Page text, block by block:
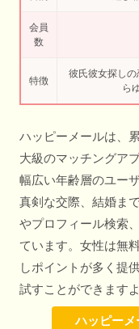
会員
数
特徴
彼氏彼女探し
ら
ハッピーメールは、
大級のマッチングア
幅広い年齢層のユー
真剣な交際、結婚ま
やプロフィール検索
ています。女性は無
しポイントが多く提
試すことができます
ハッピーメ